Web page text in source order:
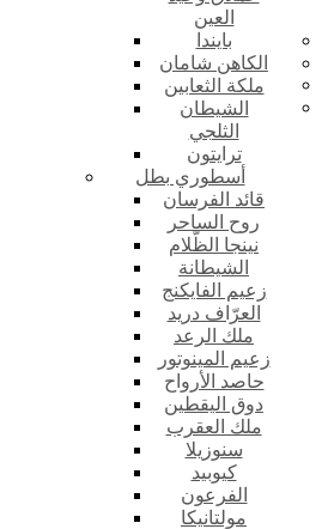
العين
بايندا
الكاهن شامان
ملكة الثعابين
الشيطان
الثلجي
ترايتون
أسطوري بطل
قائد الفرسان
روح الساحر
نينجا الظّلام
الشيطانة
زعيم الفايكنج
العرّاف دريد
ملك الرعد
زعيم المينوتور
حاصد الأرواح
دوق اليقطين
ملك العقرب
سنوزيلا
كيوبيد
الفرعون
مولتانيكا